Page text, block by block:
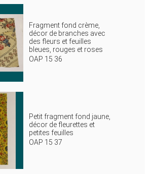
Fragment fond crème,
décor de branches avec
des fleurs et feuilles
bleues, rouges et roses
OAP 15 36
Petit fragment fond jaune,
décor de fleurettes et
petites feuilles
OAP 15 37